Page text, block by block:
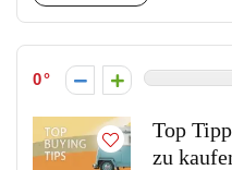
0
Top
zu